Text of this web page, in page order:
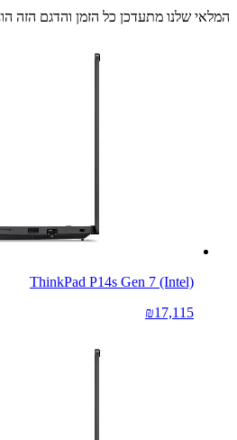
המלאי שלנו מתעדכן כל הזמן והדגם הזה
ThinkPad P14s Gen 7 (Intel)
₪17,115